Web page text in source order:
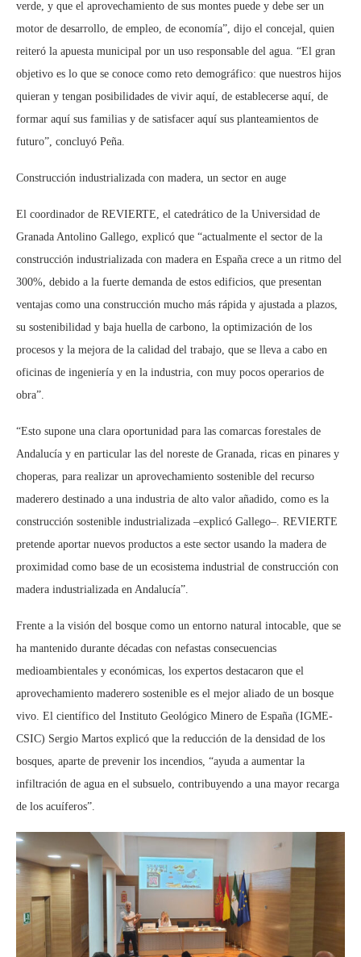
verde, y que el aprovechamiento de sus montes puede y debe ser un
motor de desarrollo, de empleo, de economía”, dijo el concejal, quien
reiteró la apuesta municipal por un uso responsable del agua. “El gran
objetivo es lo que se conoce como reto demográfico: que nuestros hijos
quieran y tengan posibilidades de vivir aquí, de establecerse aquí, de
formar aquí sus familias y de satisfacer aquí sus planteamientos de
futuro”, concluyó Peña.
Construcción industrializada con madera, un sector en auge
El coordinador de REVIERTE, el catedrático de la Universidad de
Granada Antolino Gallego, explicó que “actualmente el sector de la
construcción industrializada con madera en España crece a un ritmo del
300%, debido a la fuerte demanda de estos edificios, que presentan
ventajas como una construcción mucho más rápida y ajustada a plazos,
su sostenibilidad y baja huella de carbono, la optimización de los
procesos y la mejora de la calidad del trabajo, que se lleva a cabo en
oficinas de ingeniería y en la industria, con muy pocos operarios de
obra”.
“Esto supone una clara oportunidad para las comarcas forestales de
Andalucía y en particular las del noreste de Granada, ricas en pinares y
choperas, para realizar un aprovechamiento sostenible del recurso
maderero destinado a una industria de alto valor añadido, como es la
construcción sostenible industrializada –explicó Gallego–. REVIERTE
pretende aportar nuevos productos a este sector usando la madera de
proximidad como base de un ecosistema industrial de construcción con
madera industrializada en Andalucía”.
Frente a la visión del bosque como un entorno natural intocable, que se
ha mantenido durante décadas con nefastas consecuencias
medioambientales y económicas, los expertos destacaron que el
aprovechamiento maderero sostenible es el mejor aliado de un bosque
vivo. El científico del Instituto Geológico Minero de España (IGME-
CSIC) Sergio Martos explicó que la reducción de la densidad de los
bosques, aparte de prevenir los incendios, “ayuda a aumentar la
infiltración de agua en el subsuelo, contribuyendo a una mayor recarga
de los acuíferos”.